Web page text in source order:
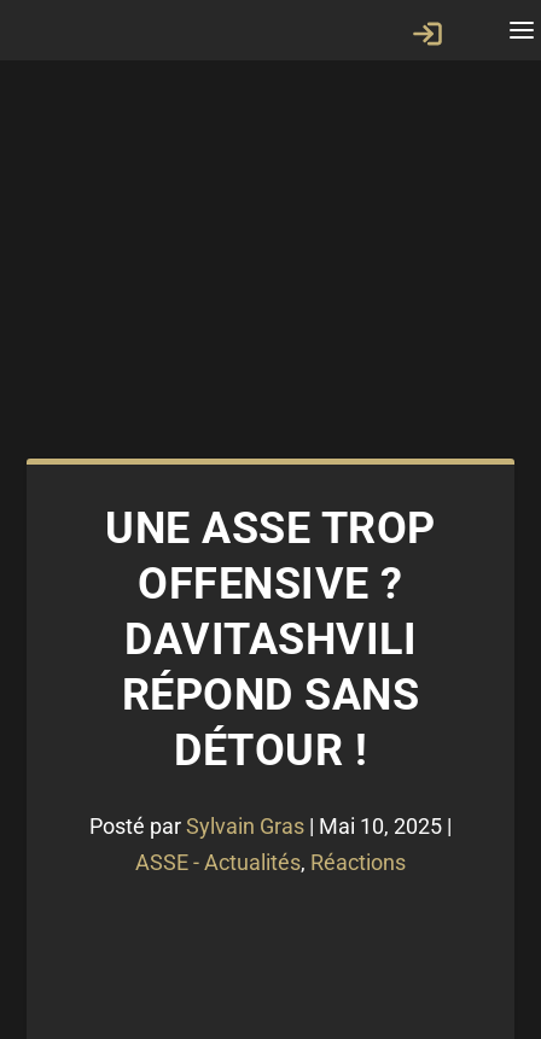
UNE ASSE TROP
OFFENSIVE ?
DAVITASHVILI
RÉPOND SANS
DÉTOUR !
Posté parSylvain Gras | Mai 10, 2025 |
ASSE - Actualités, Réactions